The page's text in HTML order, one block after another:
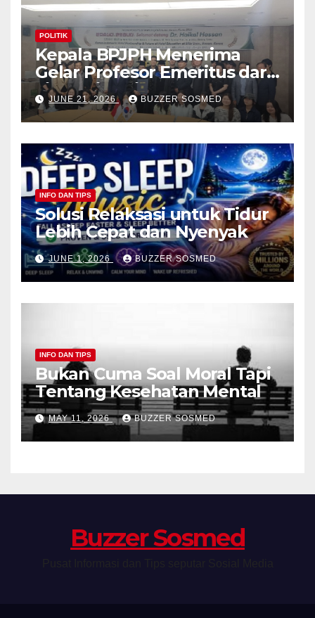
POLITIK
Kepala BPJPH Menerima
Gelar Profesor Emeritus dari
Silla University, Busan Korsel
JUNE 21, 2026 BUZZER SOSMED
INFO DAN TIPS
Solusi Relaksasi untuk Tidur
Lebih Cepat dan Nyenyak
JUNE 1, 2026 BUZZER SOSMED
INFO DAN TIPS
Bukan Cuma Soal Moral Tapi
Tentang Kesehatan Mental
MAY 11, 2026 BUZZER SOSMED
Buzzer Sosmed